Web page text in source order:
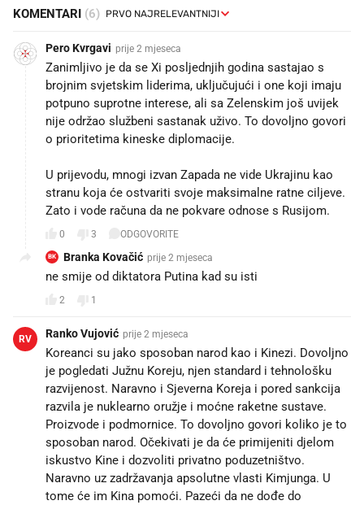
KOMENTARI (6)
Pero Kvrgavi prije 2 mjeseca
Zanimljivo je da se Xi posljednjih godina sastajao s
brojnim svjetskim liderima, uključujući i one koji imaju
potpuno suprotne interese, ali sa Zelenskim još uvijek
nije održao službeni sastanak uživo. To dovoljno govori
o prioritetima kineske diplomacije.
U prijevodu, mnogi izvan Zapada ne vide Ukrajinu kao
stranu koja će ostvariti svoje maksimalne ratne ciljeve.
Zato i vode računa da ne pokvare odnose s Rusijom.
0 3 ODGOVORITE
BK Branka Kovačić prije 2 mjeseca
ne smije od diktatora Putina kad su isti
2 1
RV Ranko Vujović prije 2 mjeseca
Koreanci su jako sposoban narod kao i Kinezi. Dovoljno
je pogledati Južnu Koreju, njen standard i tehnološku
razvijenost. Naravno i Sjeverna Koreja i pored sankcija
razvila je nuklearno oružje i moćne raketne sustave.
Proizvode i podmornice. To dovoljno govori koliko je to
sposoban narod. Očekivati je da će primijeniti djelom
iskustvo Kine i dozvoliti privatno poduzetništvo.
Naravno uz zadržavanja apsolutne vlasti Kimjunga. U
tome će im Kina pomoći. Pazeći da ne dođe do